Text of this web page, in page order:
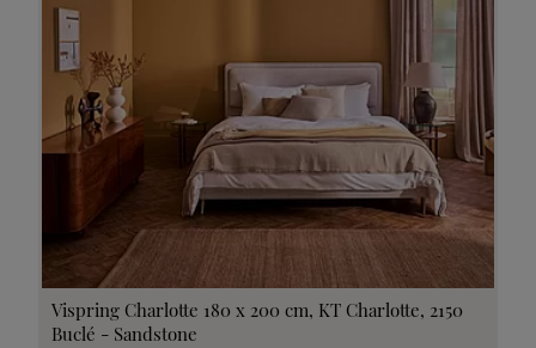
Vispring Charlotte 180 x 200 cm, KT Charlotte, 2150
Buclé - Sandstone